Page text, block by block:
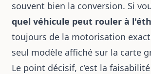
souvent bien la conversion. Si
quel véhicule peut rouler à
toujours de la motorisation
seul modèle affiché sur la carte
Le point décisif, c’est la